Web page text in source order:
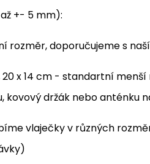
+- 5 mm):
rozměr, doporučujeme s
20 x 14 cm - standartní
kovový držák nebo anténku
vlaječky v různých